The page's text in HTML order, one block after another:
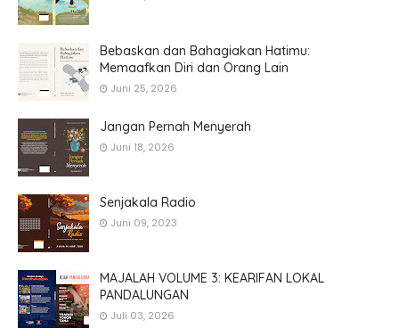
Bebaskan dan Bahagiakan Hatimu:
Memaafkan Diri dan Orang Lain
Juni 25, 2026
Jangan Pernah Menyerah
Juni 18, 2026
Senjakala Radio
Juni 09, 2023
MAJALAH VOLUME 3: KEARIFAN LOKAL
PANDALUNGAN
Juli 03, 2026